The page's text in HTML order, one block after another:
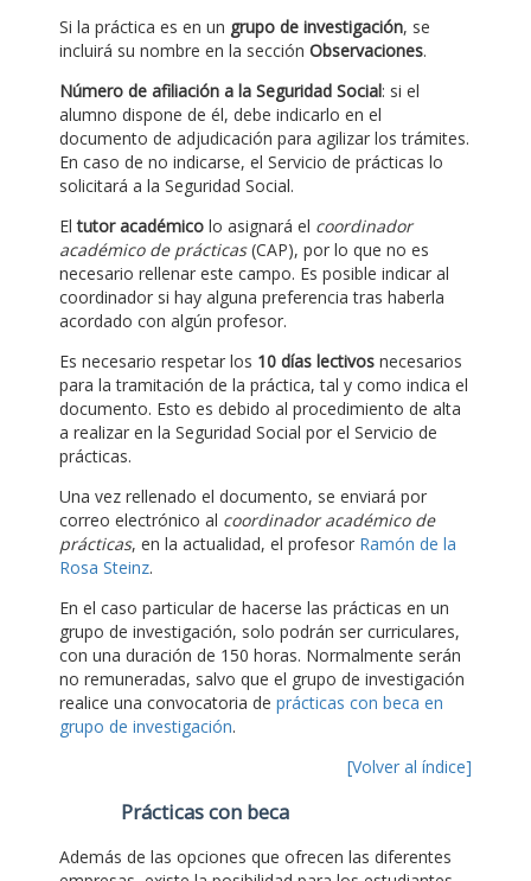
Si la práctica es en un grupo de investigación, se
incluirá su nombre en la sección Observaciones.
Número de afiliación a la Seguridad Social: si el
alumno dispone de él, debe indicarlo en el
documento de adjudicación para agilizar los trámites.
En caso de no indicarse, el Servicio de prácticas lo
solicitará a la Seguridad Social.
Eltutor académico lo asignará el coordinador
académico de prácticas(CAP), por lo que no es
necesario rellenar este campo. Es posible indicar al
coordinador si hay alguna preferencia tras haberla
acordado con algún profesor.
Es necesario respetar los 10 días lectivos necesarios
para la tramitación de la práctica, tal y como indica el
documento. Esto es debido al procedimiento de alta
a realizar en la Seguridad Social por el Servicio de
prácticas.
Una vez rellenado el documento, se enviará por
correo electrónico al coordinador académico de
prácticas, en la actualidad, el profesor Ramón de la
Rosa Steinz.
En el caso particular de hacerse las prácticas en un
grupo de investigación, solo podrán ser curriculares,
con una duración de 150 horas. Normalmente serán
no remuneradas, salvo que el grupo de investigación
realice una convocatoria de prácticas con beca en
grupo de investigación.
[Volver al índice]
Prácticas con beca
Además de las opciones que ofrecen las diferentes